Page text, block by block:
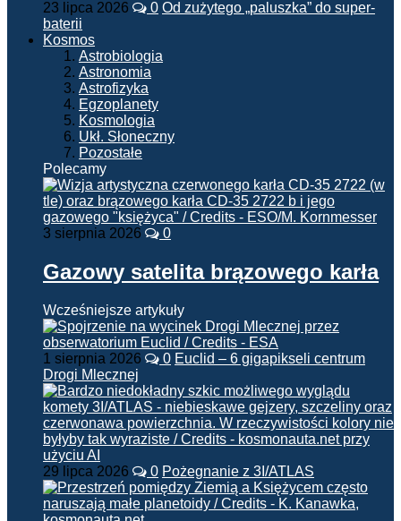
23 lipca 2026 0 Od zużytego „paluszka” do super-
baterii
Kosmos
Astrobiologia
Astronomia
Astrofizyka
Egzoplanety
Kosmologia
Ukł. Słoneczny
Pozostałe
Polecamy
3 sierpnia 2026 0
Gazowy satelita brązowego karła
Wcześniejsze artykuły
1 sierpnia 2026 0 Euclid – 6 gigapikseli centrum
Drogi Mlecznej
29 lipca 2026 0 Pożegnanie z 3I/ATLAS